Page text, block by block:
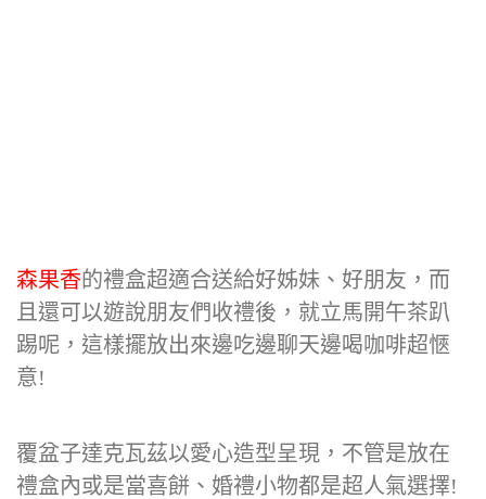
森果香的禮盒超適合送給好姊妹、好朋友，而
且還可以遊說朋友們收禮後，就立馬開午茶趴
踢呢，這樣擺放出來邊吃邊聊天邊喝咖啡超愜
意!
覆盆子達克瓦茲以愛心造型呈現，不管是放在
禮盒內或是當喜餅、婚禮小物都是超人氣選擇!